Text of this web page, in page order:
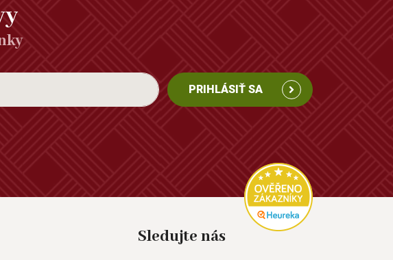
PRIHLÁSIŤ SA
Sledujte nás